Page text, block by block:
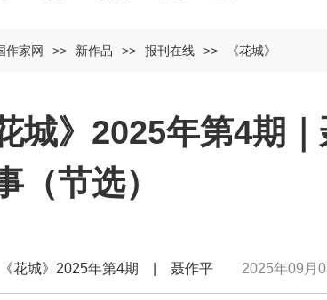
作家网 >> 新作品 >> 报刊在线 >> 《花城》
花城》2025年第4期
（节选）
《花城》2025年第4期 | 聂作平 2025年09月